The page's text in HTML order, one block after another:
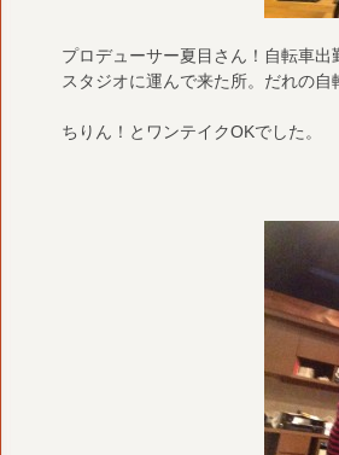
プロデューサー夏目さん！自転車
スタジオに運んで来た所。だれの自
ちりん！とワンテイクOKでした。